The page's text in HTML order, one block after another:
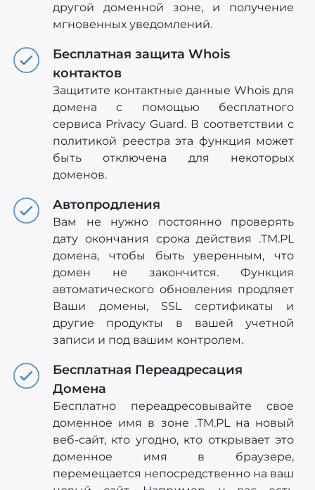
другой доменной зоне, и получение
мгновенных уведомлений.
Бесплатная защита Whois
контактов
Защитите контактные данные Whois для
домена с помощью бесплатного
сервиса Privacy Guard. В соответствии с
политикой реестра эта функция может
быть отключена для некоторых
доменов.
Автопродления
Вам не нужно постоянно проверять
дату окончания срока действия .TM.PL
домена, чтобы быть уверенным, что
домен не закончится. Функция
автоматического обновления продляет
Ваши домены, SSL сертификаты и
другие продукты в вашей учетной
записи и под вашим контролем.
Бесплатная Переадресация
Домена
Бесплатно переадресовывайте свое
доменное имя в зоне .TM.PL на новый
веб-сайт, кто угодно, кто открывает это
доменное имя в браузере,
перемещается непосредственно на ваш